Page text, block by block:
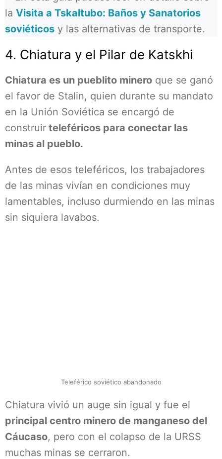
la Visita a Tskaltubo: Baños y Sanatorios
soviéticos y las alternativas de transporte.
4. Chiatura y el Pilar de Katskhi
Chiatura es un pueblito minero que se ganó
el favor de Stalin, quien durante su mandato
en la Unión Soviética se encargó de
construir teleféricos para conectar las
minas al pueblo.
Antes de esos teleféricos, los trabajadores
de las minas vivían en condiciones muy
lamentables, incluso durmiendo en las minas
sin siquiera lavabos.
Teleférico soviético abandonado
Chiatura vivió un auge sin igual y fue el
principal centro minero de manganeso del
Cáucaso, pero con el colapso de la URSS
muchas minas se cerraron.